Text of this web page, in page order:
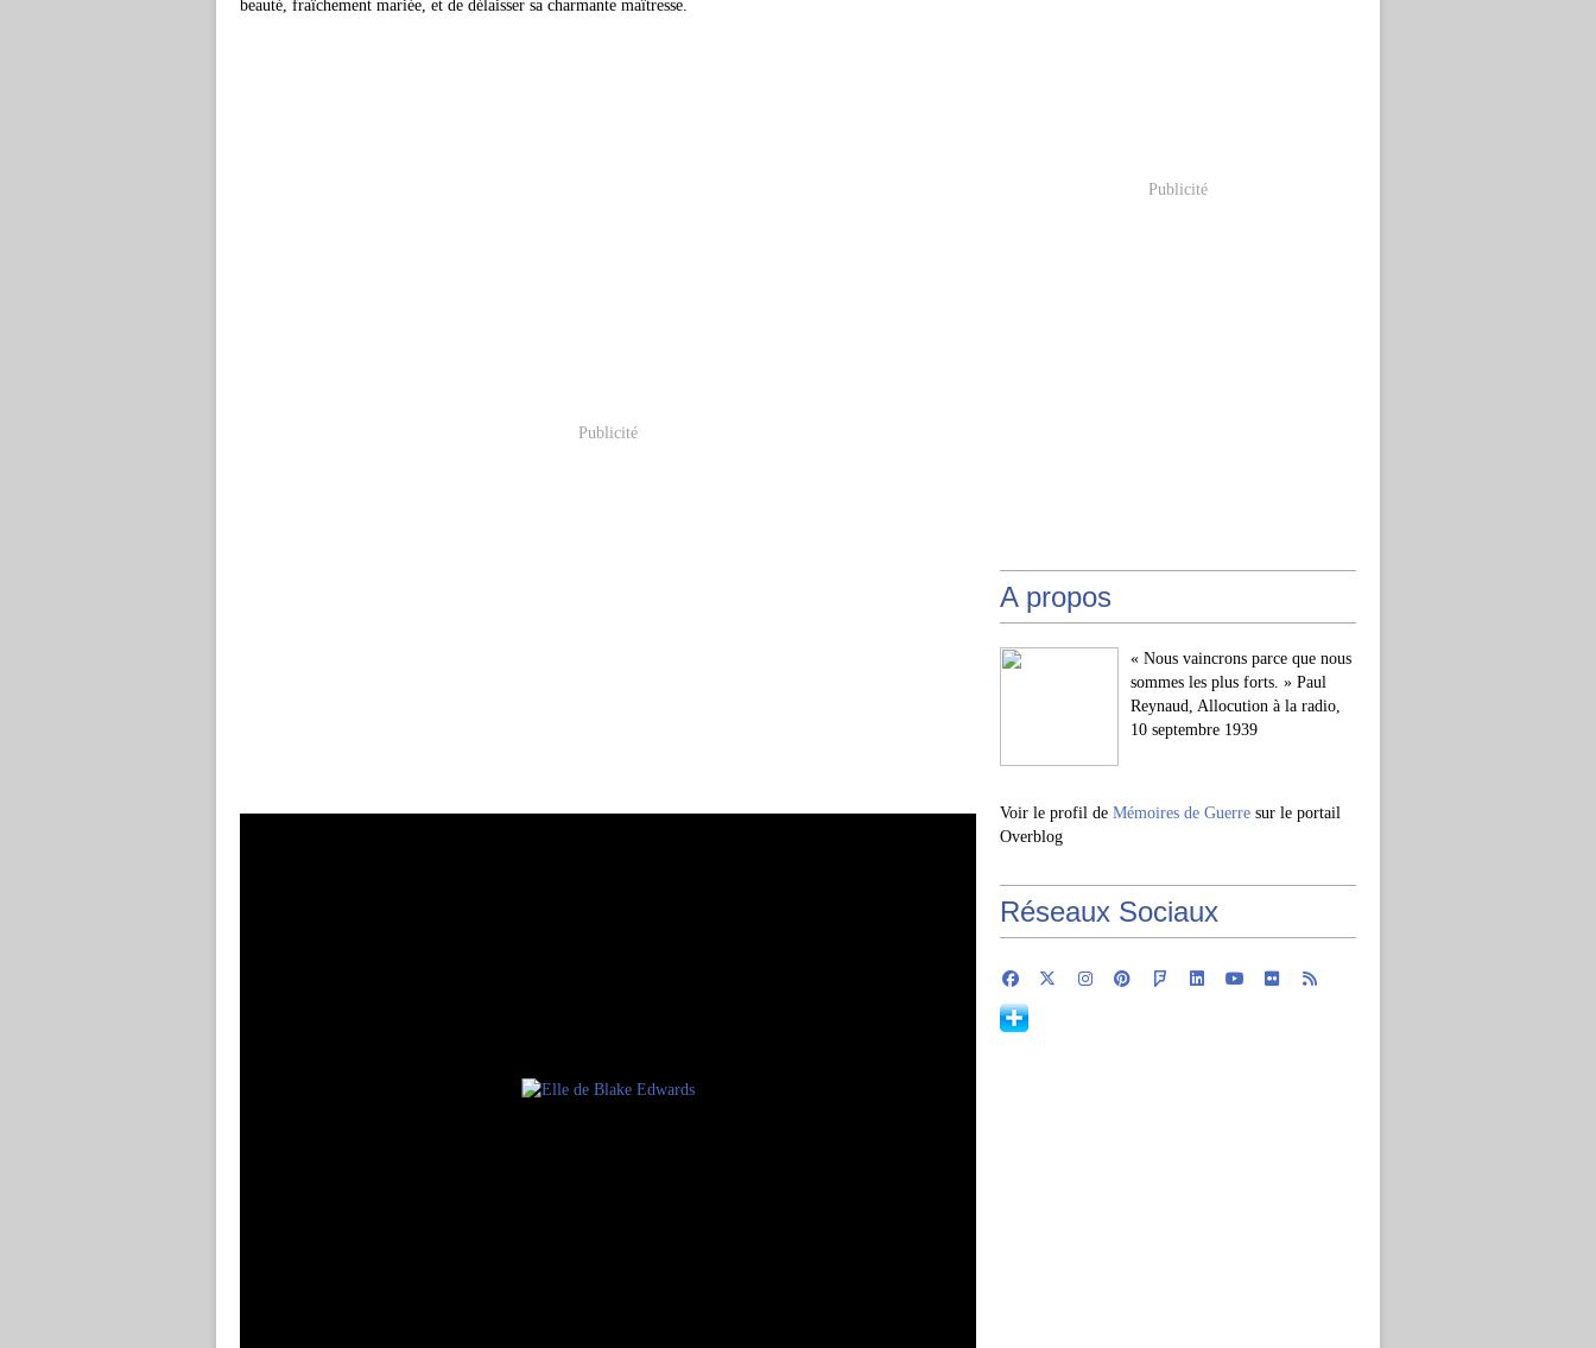
beauté, fraîchement mariée, et de délaisser sa charmante maîtresse.
Publicité
Publicité
A propos
« Nous vaincrons parce que nous
sommes les plus forts. » Paul
Reynaud, Allocution à la radio,
10 septembre 1939
Voir le profil de Mémoires de Guerre sur le portail
Overblog
Réseaux Sociaux